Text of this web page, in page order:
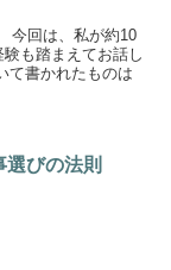
今回は、私が約10
も踏まえてお話し
て書かれたものは
選びの法則